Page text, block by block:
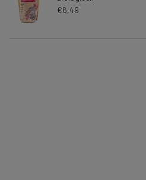
€6,49